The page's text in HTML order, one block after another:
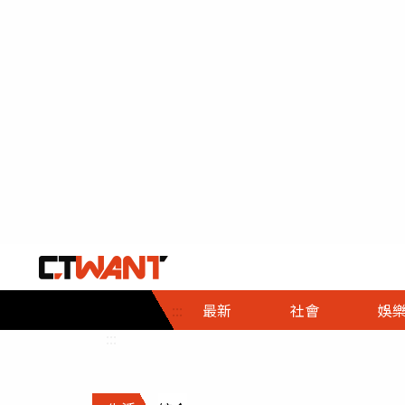
::: 最新 社會
社會首頁
時事
調查
娛樂
娛樂首頁
即時
財經首頁
熱線
政